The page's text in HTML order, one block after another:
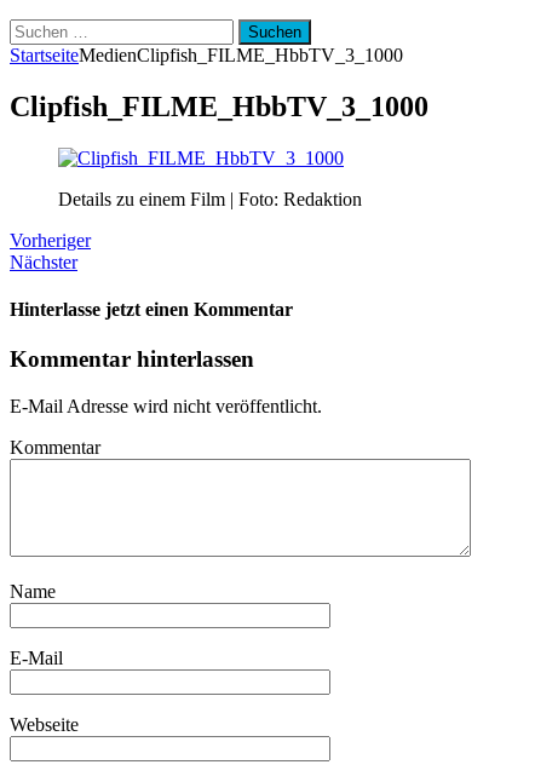
Suchen
nach:
StartseiteMedienClipfish_FILME_HbbTV_3_1000
Clipfish_FILME_HbbTV_3_1000
Details zu einem Film | Foto: Redaktion
Vorheriger
Nächster
Hinterlasse jetzt einen Kommentar
Kommentar hinterlassen
E-Mail Adresse wird nicht veröffentlicht.
Kommentar
Name
E-Mail
Webseite